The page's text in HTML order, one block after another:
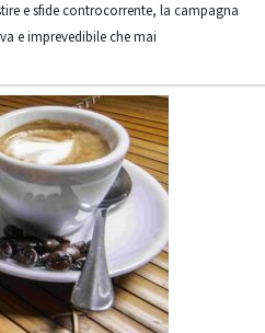
e sfide controcorrente, la campagna
e imprevedibile che mai